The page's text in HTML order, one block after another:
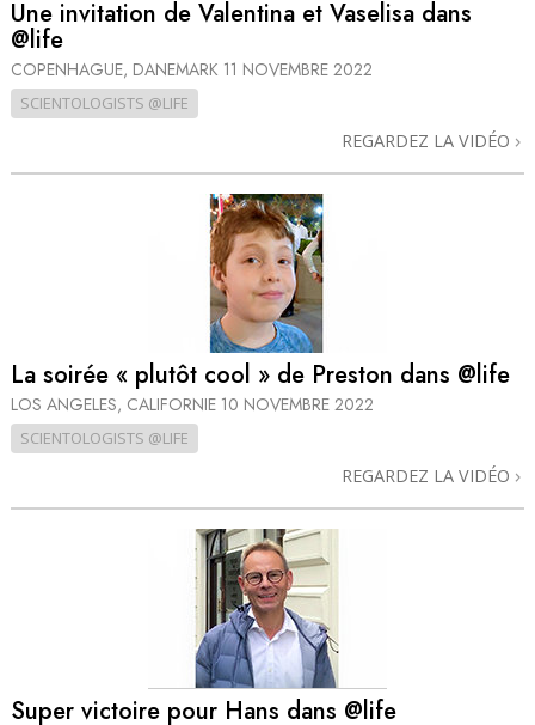
Une invitation de Valentina et Vaselisa dans
@life
COPENHAGUE, DANEMARK 11 NOVEMBRE 2022
SCIENTOLOGISTS @LIFE
REGARDEZ LA VIDÉO
La soirée « plutôt cool » de Preston dans @life
LOS ANGELES, CALIFORNIE 10 NOVEMBRE 2022
SCIENTOLOGISTS @LIFE
REGARDEZ LA VIDÉO
Super victoire pour Hans dans @life